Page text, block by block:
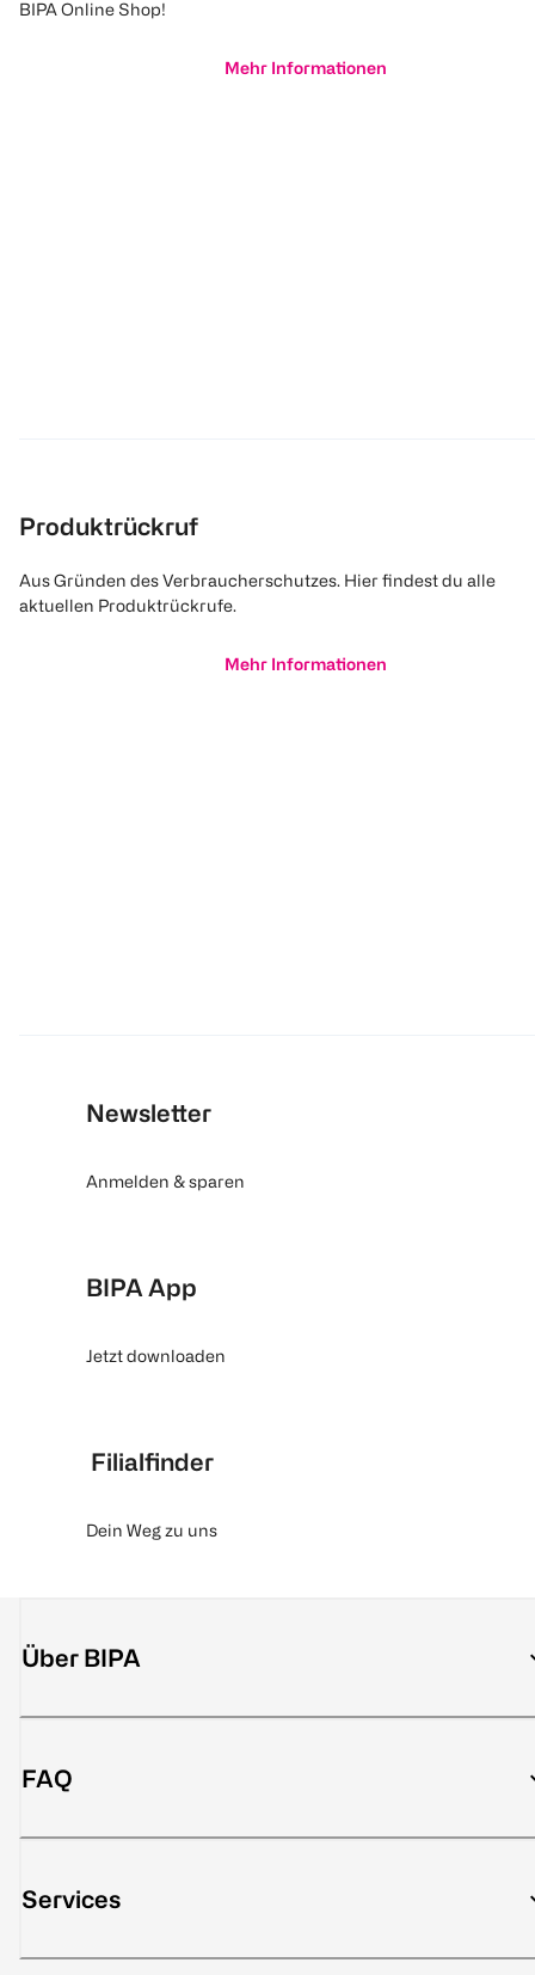
BIPA Online Shop!
Mehr Informationen
Produktrückruf
Aus Gründen des Verbraucherschutzes. Hier findest du alle
aktuellen Produktrückrufe.
Mehr Informationen
Newsletter
Anmelden & sparen
BIPA App
Jetzt downloaden
Filialfinder
Dein Weg zu uns
Über BIPA
FAQ
Services